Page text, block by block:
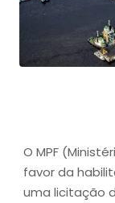
O MPF
favor da
uma licitação